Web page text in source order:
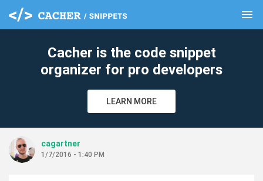
menu
Cacher is the code snippet
organizer for pro developers
LEARN MORE
cagartner
1/7/2016 - 1:40 PM
clear